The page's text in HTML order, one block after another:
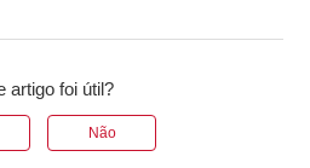
artigo foi útil?
Não